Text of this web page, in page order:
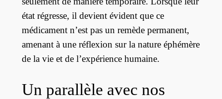
état régresse, il devient évident que ce
médicament n’est pas un remède permanent,
amenant à une réflexion sur la nature éphémère
de la vie et de l’expérience humaine.
Un parallèle avec nos